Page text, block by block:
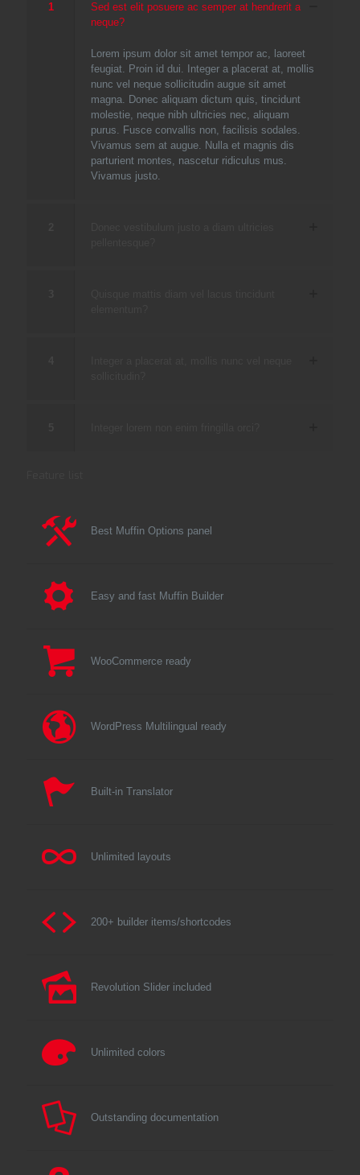
1
Sed est elit posuere ac semper at hendrerit a
neque?
Lorem ipsum dolor sit amet tempor ac, laoreet
feugiat. Proin id dui. Integer a placerat at, mollis
nunc vel neque sollicitudin augue sit amet
magna. Donec aliquam dictum quis, tincidunt
molestie, neque nibh ultricies nec, aliquam
purus. Fusce convallis non, facilisis sodales.
Vivamus sem at augue. Nulla et magnis dis
parturient montes, nascetur ridiculus mus.
Vivamus justo.
Best Muffin Options panel
Easy and fast Muffin Builder
WooCommerce ready
WordPress Multilingual ready
Built-in Translator
Unlimited layouts
200+ builder items/shortcodes
Revolution Slider included
Unlimited colors
Outstanding documentation